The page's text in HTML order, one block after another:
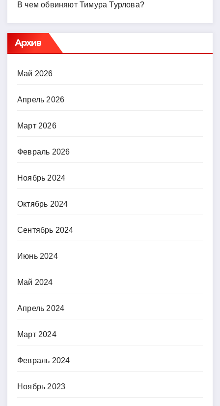
В чем обвиняют Тимура Турлова?
Архив
Май 2026
Апрель 2026
Март 2026
Февраль 2026
Ноябрь 2024
Октябрь 2024
Сентябрь 2024
Июнь 2024
Май 2024
Апрель 2024
Март 2024
Февраль 2024
Ноябрь 2023